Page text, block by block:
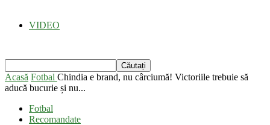
VIDEO
Acasă Fotbal Chindia e brand, nu cârciumă! Victoriile trebuie să
aducă bucurie și nu...
Fotbal
Recomandate